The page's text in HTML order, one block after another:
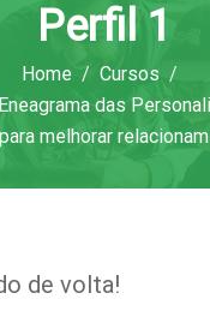
Perfil 1
Home
Cursos
das
melhorar
de volta!